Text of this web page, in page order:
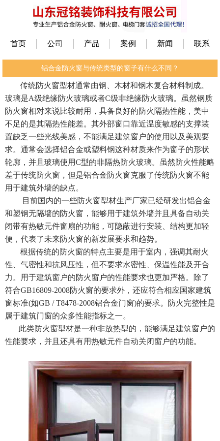
首页 公司 产品 案例 新闻 联系
铝合金防火窗与传统类型的窗子有什么不同？
传统防火窗型材通常由钢、木材和钢木复合材料制成。
玻璃是A级绝缘防火玻璃或者C级非绝缘防火玻璃。虽然钢质
防火窗相对来说比较耐用，具备良好的防火隔热性能，美中
不足的是其隔热性能差。其外部窗口靠近温度敏感的支撑装
置缺乏一些光线美感，不能满足建筑窗户的使用以及美观要
求。通常会选择铝合金或塑料钢这种材质来作为窗子的形状
轮廓，并且玻璃使用C型的非隔热防火玻璃。虽然防火性能略
差于传统防火窗，但是铝合金防火窗克服了传统防火窗不能
用于建筑外墙的缺点。
目前国内的一些防火窗型材生产厂家已经研发出铝合金
和塑钢无隔墙的防火窗，能够用于建筑外墙并且具备自动关
闭带有热敏元件窗扇的功能，可隐蔽进行安装、结构更加轻
便，代表了未来防火窗的新发展要求和趋势。
根据传统的防火窗的特点主要是用于室内，强调其耐火
性、气密性和抗风压性，但不要求水密性、保温性能及开合
力。用于建筑窗户的防火窗户的性能要求也更加严格。除了
符合GB16809-2008防火窗的要求外，还应符合相应国家建筑
窗标准(如GB / T8478-2008铝合金门窗)的要求。防火完整性是
属于建筑门窗的众多性能指标之一。
此类防火窗型材是一种非放热型的，能够满足建筑窗户的
性能要求，并且还具有用热敏元件自动关闭窗户的功能。